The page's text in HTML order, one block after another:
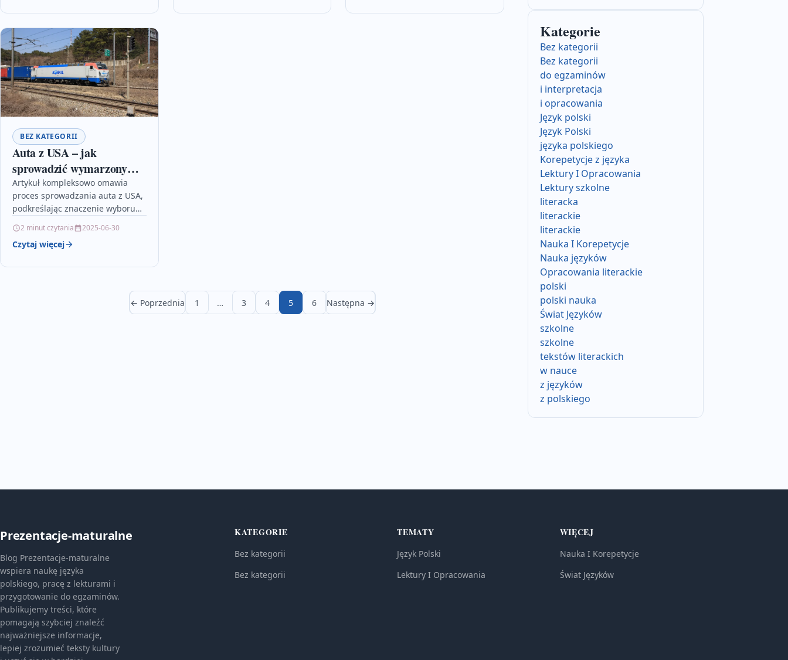
BEZ KATEGORII
Auta z USA – jak
sprowadzić wymarzony
samochód
Artykuł kompleksowo omawia
proces sprowadzania auta z USA,
podkreślając znaczenie wyboru
dokładnej weryfikacji jego stanu
technicznego i dokumentacji.
2 minut czytania 2025-06-30
Czytaj więcej
← Poprzednia 1 … 3 4 5 6 Następna →
Kategorie
Bez kategorii
Bez kategorii
do egzaminów
i interpretacja
i opracowania
Język polski
Język Polski
języka polskiego
Korepetycje z języka
Lektury I Opracowania
Lektury szkolne
literacka
literackie
literackie
Nauka I Korepetycje
Nauka języków
Opracowania literackie
polski
polski nauka
Świat Języków
szkolne
szkolne
tekstów literackich
w nauce
z języków
z polskiego
Prezentacje-maturalne
Blog Prezentacje-maturalne
wspiera naukę języka
polskiego, pracę z lekturami i
przygotowanie do egzaminów.
Publikujemy treści, które
pomagają szybciej znaleźć
najważniejsze informacje,
lepiej zrozumieć teksty kultury
KATEGORIE
Bez kategorii
Bez kategorii
TEMATY
Język Polski
Lektury I Opracowania
WIĘCEJ
Nauka I Korepetycje
Świat Języków